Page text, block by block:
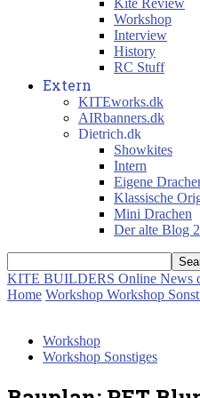
Kite Review
Workshop
Interview
History
RC Stuff
Extern
KITEworks.dk
AIRbanners.dk
Dietrich.dk
Showkites
Intern
Eigene
Klassische
Mini Drachen
Der alte Blog
KITE BUILDERS Online News
Home Workshop Workshop
Workshop
Workshop Sonstiges